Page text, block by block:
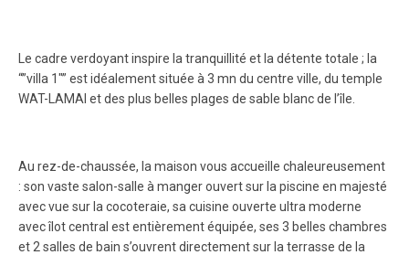
Le cadre verdoyant inspire la tranquillité et la détente totale ; la
“”villa 1″” est idéalement située à 3 mn du centre ville, du temple
WAT-LAMAI et des plus belles plages de sable blanc de l’île.
Au rez-de-chaussée, la maison vous accueille chaleureusement
: son vaste salon-salle à manger ouvert sur la piscine en majesté
avec vue sur la cocoteraie, sa cuisine ouverte ultra moderne
avec îlot central est entièrement équipée, ses 3 belles chambres
et 2 salles de bain s’ouvrent directement sur la terrasse de la